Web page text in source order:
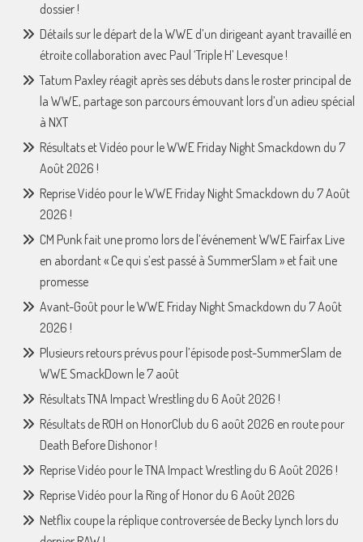
dossier !
Détails sur le départ de la WWE d’un dirigeant ayant travaillé en
étroite collaboration avec Paul ‘Triple H’ Levesque !
Tatum Paxley réagit après ses débuts dans le roster principal de
la WWE, partage son parcours émouvant lors d’un adieu spécial
à NXT
Résultats et Vidéo pour le WWE Friday Night Smackdown du 7
Août 2026 !
Reprise Vidéo pour le WWE Friday Night Smackdown du 7 Août
2026 !
CM Punk fait une promo lors de l’événement WWE Fairfax Live
en abordant « Ce qui s’est passé à SummerSlam » et fait une
promesse
Avant-Goût pour le WWE Friday Night Smackdown du 7 Août
2026 !
Plusieurs retours prévus pour l’épisode post-SummerSlam de
WWE SmackDown le 7 août
Résultats TNA Impact Wrestling du 6 Août 2026 !
Résultats de ROH on HonorClub du 6 août 2026 en route pour
Death Before Dishonor !
Reprise Vidéo pour le TNA Impact Wrestling du 6 Août 2026 !
Reprise Vidéo pour la Ring of Honor du 6 Août 2026
Netflix coupe la réplique controversée de Becky Lynch lors du